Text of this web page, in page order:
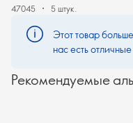
47045 5 штук.
Этот товар
нас есть
Рекомендуемые